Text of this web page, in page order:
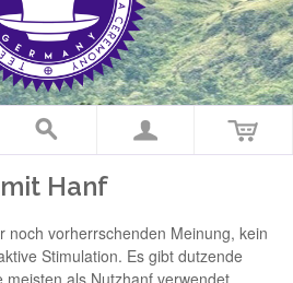
Hanf
noch vorherrschenden Meinung, kein
Stimulation. Es gibt dutzende
als Nutzhanf verwendet